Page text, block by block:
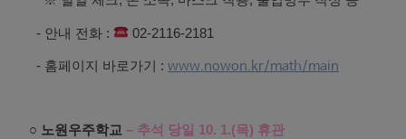
- 안내 전화 : 02-2116-2181
- 홈페이지 바로가기 : www.nowon.kr/math/main
○ 노원우주학교 – 추석 당일 10. 1.(목) 휴관